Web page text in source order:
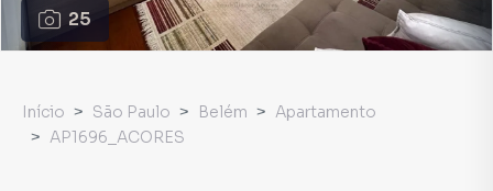
25
Início São Paulo Belém
Apartamento
AP1696_ACORES